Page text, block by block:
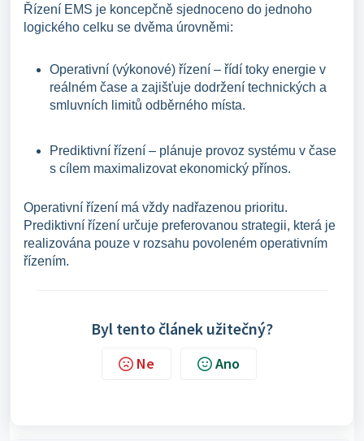
Řízení EMS je koncepčně sjednoceno do jednoho
logického celku se dvěma úrovněmi:
Operativní (výkonové) řízení – řídí toky energie v
reálném čase a zajišťuje dodržení technických a
smluvních limitů odběrného místa.
Prediktivní řízení – plánuje provoz systému v čase
s cílem maximalizovat ekonomický přínos.
Operativní řízení má vždy nadřazenou prioritu.
Prediktivní řízení určuje preferovanou strategii, která je
realizována pouze v rozsahu povoleném operativním
řízením.
Byl tento článek užitečný?
Ne Ano